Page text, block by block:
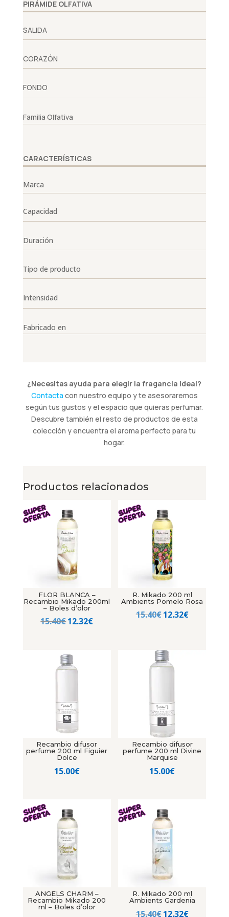
PIRÁMIDE OLFATIVA
SALIDA
CORAZÓN
FONDO
Familia Olfativa
CARACTERÍSTICAS
Marca
Capacidad
Duración
Tipo de producto
Intensidad
Fabricado en
¿Necesitas ayuda para elegir la fragancia ideal?
Contacta con nuestro equipo y te asesoraremos
según tus gustos y el espacio que quieras perfumar.
Descubre también el resto de productos de esta
colección y encuentra el aroma perfecto para tu
hogar.
Productos relacionados
FLOR BLANCA –
Recambio Mikado 200ml
– Boles d’olor
15.40€El
era:
15.40€.
12.32€El
R. Mikado 200 ml
Ambients Pomelo Rosa
15.40€El
era:
15.40€.
12.32€El
Recambio difusor
perfume 200 ml Figuier
Dolce
15.00€
Recambio difusor
perfume 200 ml Divine
Marquise
15.00€
ANGELS CHARM –
Recambio Mikado 200
ml – Boles d’olor
R. Mikado 200 ml
Ambients Gardenia
15.40€El
12.32€El